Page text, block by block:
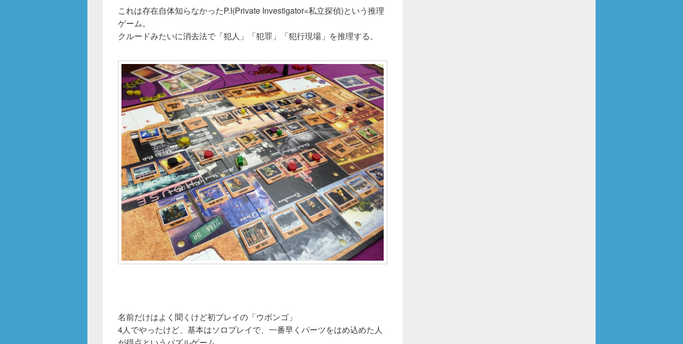
これは存在自体知らなかったP.I(Private Investigator=私立探偵)という推理
ゲーム。
クルードみたいに消去法で「犯人」「犯罪」「犯行現場」を推理する。
名前だけはよく聞くけど初プレイの「ウボンゴ」
4人でやったけど、基本はソロプレイで、一番早くパーツをはめ込めた人